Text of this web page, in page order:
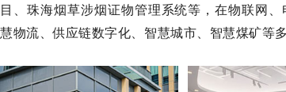
目、珠海烟草涉烟证物管理系统等，在物联网
慧物流、供应链数字化、智慧城市、智慧煤矿等